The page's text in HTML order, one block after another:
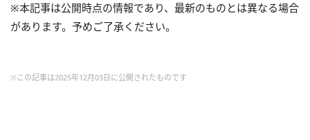
※本記事は公開時点の情報であり、最新のものとは異なる場合
があります。予めご了承ください。
※この記事は2025年12月03日に公開されたものです